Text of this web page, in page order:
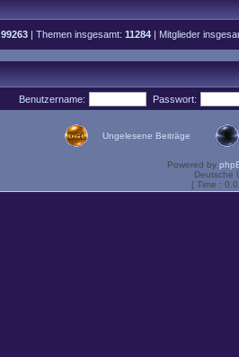
99263 | Themen insgesamt: 11284 | Mitglieder
Benutzername: Passwort:
Ungelesene Beiträge
Powered by
Deutsche
[ Time :